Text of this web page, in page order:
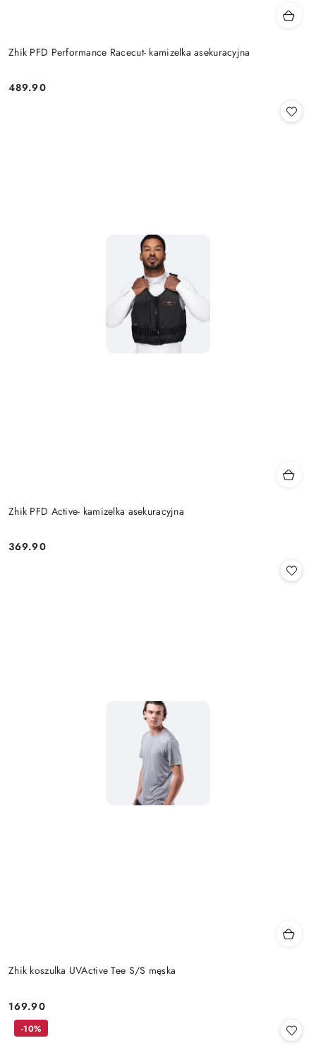
Zhik PFD Performance Racecut- kamizelka asekuracyjna
Cena:
489.90
Zhik PFD Active- kamizelka asekuracyjna
Cena:
369.90
Zhik koszulka UVActive Tee S/S męska
Cena:
169.90
-10%